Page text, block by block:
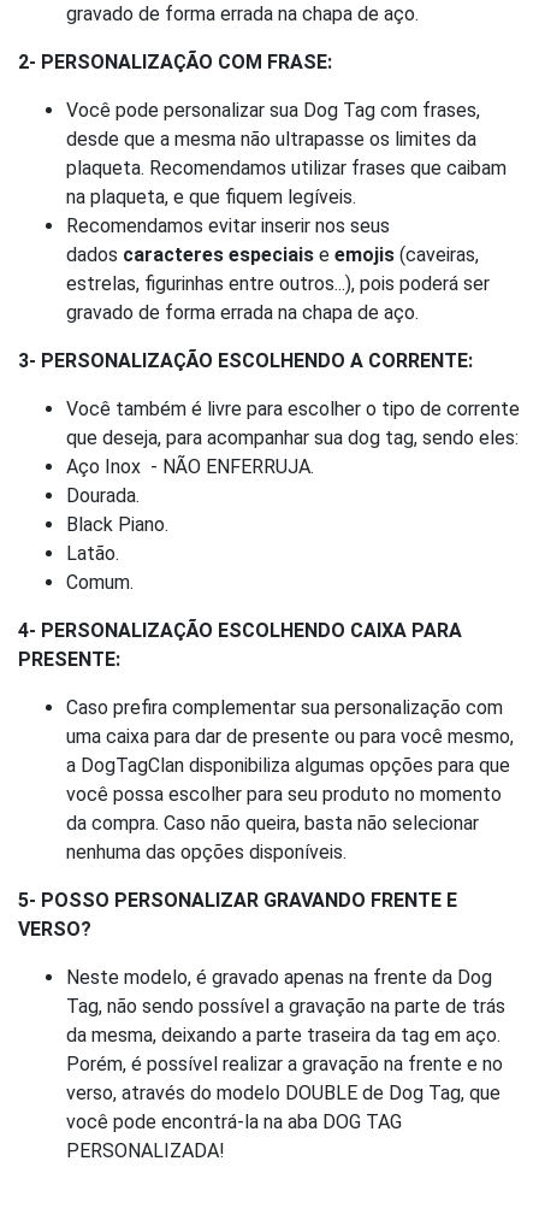
gravado de forma errada na chapa de aço.
2- PERSONALIZAÇÃO COM FRASE:
Você pode personalizar sua Dog Tag com frases,
desde que a mesma não ultrapasse os limites da
plaqueta. Recomendamos utilizar frases que caibam
na plaqueta, e que fiquem legíveis.
Recomendamos evitar inserir nos seus
dados caracteres especiais e emojis (caveiras,
estrelas, figurinhas entre outros...), pois poderá ser
gravado de forma errada na chapa de aço.
3- PERSONALIZAÇÃO ESCOLHENDO A CORRENTE:
Você também é livre para escolher o tipo de corrente
que deseja, para acompanhar sua dog tag, sendo eles:
Aço Inox - NÃO ENFERRUJA.
Dourada.
Black Piano.
Latão.
Comum.
4- PERSONALIZAÇÃO ESCOLHENDO CAIXA PARA
PRESENTE:
Caso prefira complementar sua personalização com
uma caixa para dar de presente ou para você mesmo,
a DogTagClan disponibiliza algumas opções para que
você possa escolher para seu produto no momento
da compra. Caso não queira, basta não selecionar
nenhuma das opções disponíveis.
5- POSSO PERSONALIZAR GRAVANDO FRENTE E
VERSO?
Neste modelo, é gravado apenas na frente da Dog
Tag, não sendo possível a gravação na parte de trás
da mesma, deixando a parte traseira da tag em aço.
Porém, é possível realizar a gravação na frente e no
verso, através do modelo DOUBLE de Dog Tag, que
você pode encontrá-la na aba DOG TAG
PERSONALIZADA!